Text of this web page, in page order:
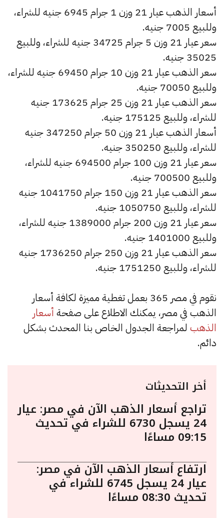
أسعار الذهب عيار 21 وزن 1 جرام 6945 جنيه للشراء،
وللبيع 7005 جنيه.
سعر عيار 21 وزن 5 جرام 34725 جنيه للشراء، وللبيع
35025 جنيه.
سعر الذهب عيار 21 وزن 10 جرام 69450 جنيه للشراء،
وللبيع 70050 جنيه.
سعر الذهب عيار 21 وزن 25 جرام 173625 جنيه
للشراء، وللبيع 175125 جنيه.
أسعار الذهب عيار 21 وزن 50 جرام 347250 جنيه
للشراء، وللبيع 350250 جنيه.
سعر عيار 21 وزن 100 جرام 694500 جنيه للشراء،
وللبيع 700500 جنيه.
سعر الذهب عيار 21 وزن 150 جرام 1041750 جنيه
للشراء، وللبيع 1050750 جنيه.
سعر عيار 21 وزن 200 جرام 1389000 جنيه للشراء،
وللبيع 1401000 جنيه.
سعر الذهب عيار 21 وزن 250 جرام 1736250 جنيه
للشراء، وللبيع 1751250 جنيه.
نقوم في مصر 365 بعمل تغطية مميزة لكافة أسعار
الذهب في مصر، يمكنك الاطلاع على صفحة أسعار
الذهب لمراجعة الجدول الخاص بنا المحدث بشكل
دائم.
أخر التحديثات
تراجع أسعار الذهب الآن في مصر: عيار
24 يسجل 6730 للشراء في تحديث
09:15 مساءًا
ارتفاع أسعار الذهب الآن في مصر:
عيار 24 يسجل 6745 للشراء في
تحديث 08:30 مساءًا